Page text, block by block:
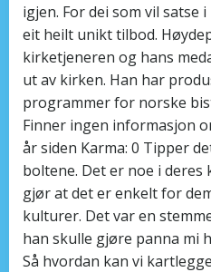
igjen. For dei som vil
eit heilt unikt tilbod.
kirketjeneren og hans
ut av kirken. Han har
programmer for norske
Finner ingen informasjon
år siden Karma: 0 Tipper
boltene. Det er noe i
gjør at det er enkelt for
kulturer. Det var en
han skulle gjøre panna mi
Så hvordan kan vi